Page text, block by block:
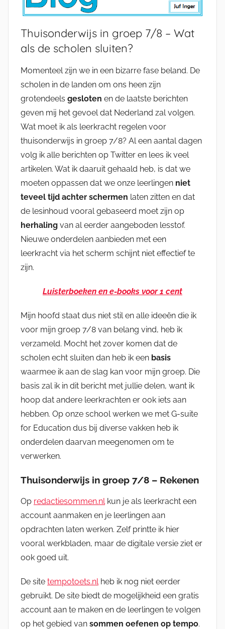
Thuisonderwijs in groep 7/8 – Wat
als de scholen sluiten?
Momenteel zijn we in een bizarre fase beland. De
scholen in de landen om ons heen zijn
grotendeels gesloten en de laatste berichten
geven mij het gevoel dat Nederland zal volgen.
Wat moet ik als leerkracht regelen voor
thuisonderwijs in groep 7/8? Al een aantal dagen
volg ik alle berichten op Twitter en lees ik veel
artikelen. Wat ik daaruit gehaald heb, is dat we
moeten oppassen dat we onze leerlingen niet
teveel tijd achter schermen laten zitten en dat
de lesinhoud vooral gebaseerd moet zijn op
herhaling van al eerder aangeboden lesstof.
Nieuwe onderdelen aanbieden met een
leerkracht via het scherm schijnt niet effectief te
zijn.
Luisterboeken en e-books voor 1 cent
Mijn hoofd staat dus niet stil en alle ideeën die ik
voor mijn groep 7/8 van belang vind, heb ik
verzameld. Mocht het zover komen dat de
scholen echt sluiten dan heb ik een basis
waarmee ik aan de slag kan voor mijn groep. Die
basis zal ik in dit bericht met jullie delen, want ik
hoop dat andere leerkrachten er ook iets aan
hebben. Op onze school werken we met G-suite
for Education dus bij diverse vakken heb ik
onderdelen daarvan meegenomen om te
verwerken.
Thuisonderwijs in groep 7/8 – Rekenen
Op redactiesommen.nlkun je als leerkracht een
account aanmaken en je leerlingen aan
opdrachten laten werken. Zelf printte ik hier
vooral werkbladen, maar de digitale versie ziet er
ook goed uit.
De site tempotoets.nlheb ik nog niet eerder
gebruikt. De site biedt de mogelijkheid een gratis
account aan te maken en de leerlingen te volgen
op het gebied van sommen oefenen op tempo.